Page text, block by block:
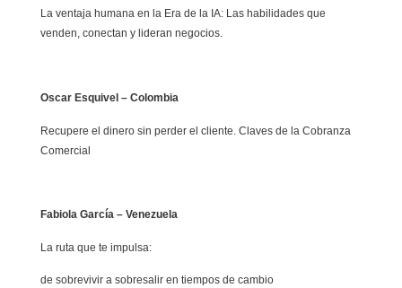
La ventaja humana en la Era de la IA: Las habilidades que
venden, conectan y lideran negocios.
Oscar Esquivel – Colombia
Recupere el dinero sin perder el cliente. Claves de la Cobranza
Comercial
Fabiola García – Venezuela
La ruta que te impulsa:
de sobrevivir a sobresalir en tiempos de cambio